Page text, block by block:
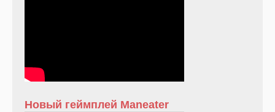
Новый геймплей Maneater